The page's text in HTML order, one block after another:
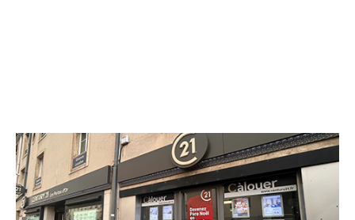
CENTURY 21 Les Portes d'Or
16 avenue Carnot
ST MAX - 54130